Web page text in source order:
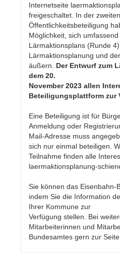
Internetseite
freigeschaltet. In der
Öffentlichkeitsbeteiligung
Möglichkeit, sich
Lärmaktionsplans (Runde
Lärmaktionsplanung und
äußern. Der Entwurf zum
dem 20.
November 2023 allen
Beteiligungsplattform zur
Eine Beteiligung ist für
Anmeldung oder
Mail-Adresse muss
sich nur einmal beteiligen.
Teilnahme finden alle
laermaktionsplanung-
Sie können das Eisenbahn-
indem Sie die Information
Ihrer Kommune zur
Verfügung stellen. Bei
Mitarbeiterinnen und
Bundesamtes gern zur